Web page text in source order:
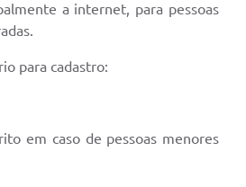
a internet, para pessoas
para cadastro:
em caso de pessoas menores